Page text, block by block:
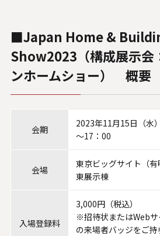
事例紹介
SNS公式アカウント一覧
U.S. FrontLine
情報セキュリティ基本方針
■Japan Home &
Show2023（構成展示会
ンホームショー） 概要
会期
2023年11月15日（水
～17：00
会場
東京ビッグサイト（有
東展示棟
入場登録料
3,000円（税込）
※招待状またはWeb
の来場者バッジをご